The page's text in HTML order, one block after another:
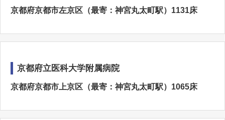
京都府京都市左京区（最寄：神宮丸太町駅）1131床
京都府立医科大学附属病院
京都府京都市上京区（最寄：神宮丸太町駅）1065床